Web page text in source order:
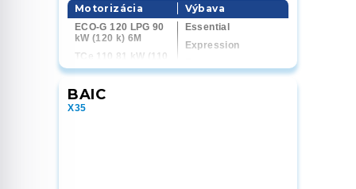
Motorizácia
ECO-G 120 LPG 90
kW (120 k) 6M
TCe 110 81 kW (110
k) 6M
(156 k) AT
Výbava
Essential
Expression
BAIC
X35